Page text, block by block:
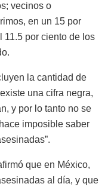
vecinos o
en un 15 por
11.5 por ciento de los
la cantidad de
una cifra negra,
y por lo tanto no se
imposible saber
que en México,
al día, y que